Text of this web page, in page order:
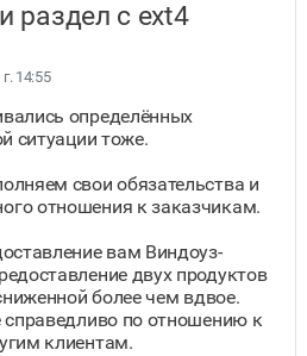
раздел с ext4
14:55
определённых
ситуации тоже.
свои обязательства и
отношения к заказчикам.
вам Виндоуз-
двух продуктов
более чем вдвое.
справедливо по отношению к
клиентам.